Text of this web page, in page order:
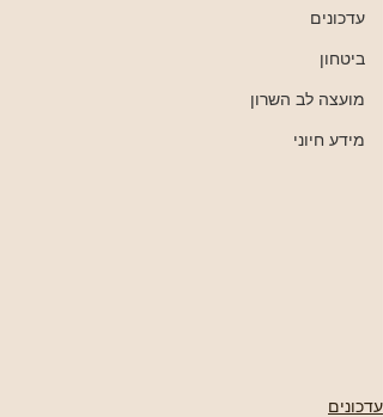
עדכונים
ביטחון
מועצה לב השרון
מידע חיוני
עדכונים